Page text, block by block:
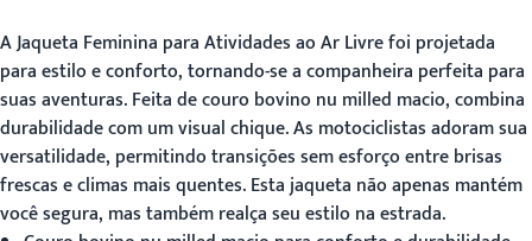
AJaqueta Feminina para Atividades ao Ar Livrefoi projetada
para estilo e conforto, tornando-se a companheira perfeita para
suas aventuras. Feita de couro bovino nu milled macio, combina
durabilidade com um visual chique. As motociclistas adoram sua
versatilidade, permitindo transições sem esforço entre brisas
frescas e climas mais quentes. Esta jaqueta não apenas mantém
você segura, mas também realça seu estilo na estrada.